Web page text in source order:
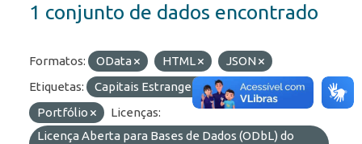
1 conjunto de dados encontrado
Formatos: OData HTML
JSON
Etiquetas:
Capitais Estrangeiros
RDE
Portfólio
Licenças:
Licença Aberta para Bases de Dados (ODbL) do